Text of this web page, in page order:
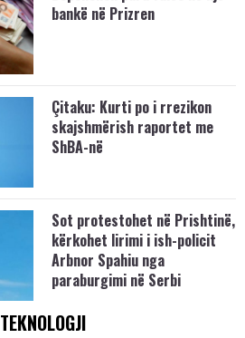
bankë në Prizren
Çitaku: Kurti po i rrezikon
skajshmërish raportet me
ShBA-në
Sot protestohet në Prishtinë,
kërkohet lirimi i ish-policit
Arbnor Spahiu nga
paraburgimi në Serbi
TEKNOLOGJI